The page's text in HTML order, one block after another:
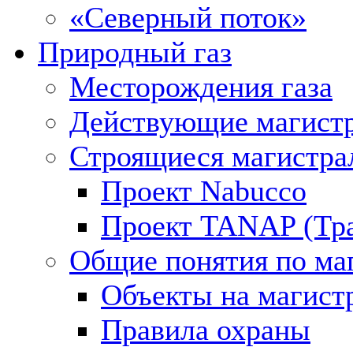
«Северный поток»
Природный газ
Месторождения газа
Действующие
Строящиеся
Проект Nabucco
Проект TANAP
Общие понятия по
Объекты на
Правила охраны